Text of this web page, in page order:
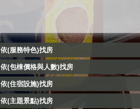
依(服務特色)找房
依(包棟價格與人數)找房
依(住宿設施)找房
依(主題景點)找房